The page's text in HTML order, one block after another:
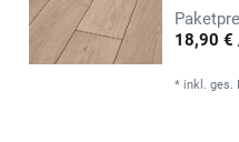
18,90 €
* inkl. ges.